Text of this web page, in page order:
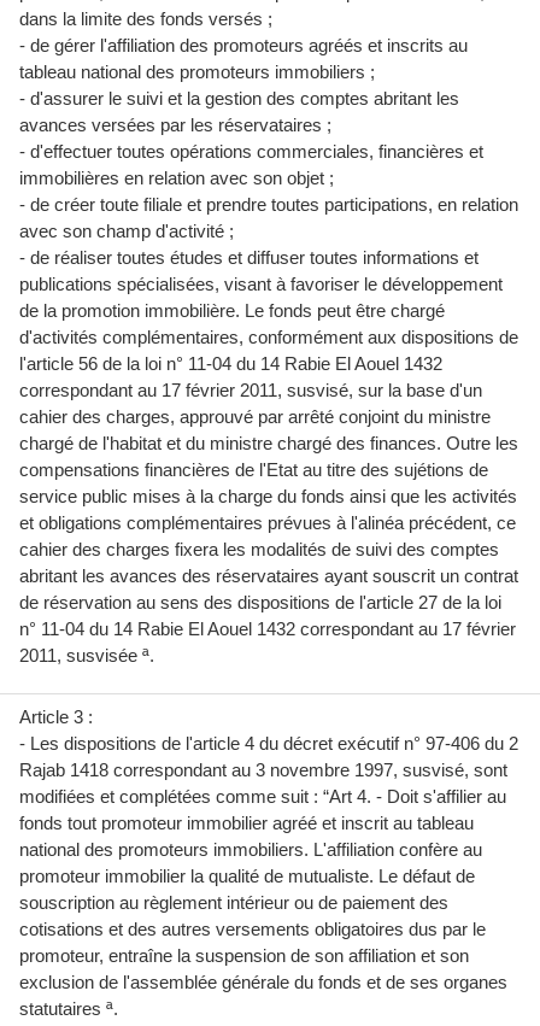
dans la limite des fonds versés ;
- de gérer l'affiliation des promoteurs agréés et inscrits au
tableau national des promoteurs immobiliers ;
- d'assurer le suivi et la gestion des comptes abritant les
avances versées par les réservataires ;
- d'effectuer toutes opérations commerciales, financières et
immobilières en relation avec son objet ;
- de créer toute filiale et prendre toutes participations, en relation
avec son champ d'activité ;
- de réaliser toutes études et diffuser toutes informations et
publications spécialisées, visant à favoriser le développement
de la promotion immobilière. Le fonds peut être chargé
d'activités complémentaires, conformément aux dispositions de
l'article 56 de la loi n° 11-04 du 14 Rabie El Aouel 1432
correspondant au 17 février 2011, susvisé, sur la base d'un
cahier des charges, approuvé par arrêté conjoint du ministre
chargé de l'habitat et du ministre chargé des finances. Outre les
compensations financières de l'Etat au titre des sujétions de
service public mises à la charge du fonds ainsi que les activités
et obligations complémentaires prévues à l'alinéa précédent, ce
cahier des charges fixera les modalités de suivi des comptes
abritant les avances des réservataires ayant souscrit un contrat
de réservation au sens des dispositions de l'article 27 de la loi
n° 11-04 du 14 Rabie El Aouel 1432 correspondant au 17 février
2011, susvisée ª.
Article 3 :
- Les dispositions de l'article 4 du décret exécutif n° 97-406 du 2
Rajab 1418 correspondant au 3 novembre 1997, susvisé, sont
modifiées et complétées comme suit : “Art 4. - Doit s'affilier au
fonds tout promoteur immobilier agréé et inscrit au tableau
national des promoteurs immobiliers. L'affiliation confère au
promoteur immobilier la qualité de mutualiste. Le défaut de
souscription au règlement intérieur ou de paiement des
cotisations et des autres versements obligatoires dus par le
promoteur, entraîne la suspension de son affiliation et son
exclusion de l'assemblée générale du fonds et de ses organes
statutaires ª.